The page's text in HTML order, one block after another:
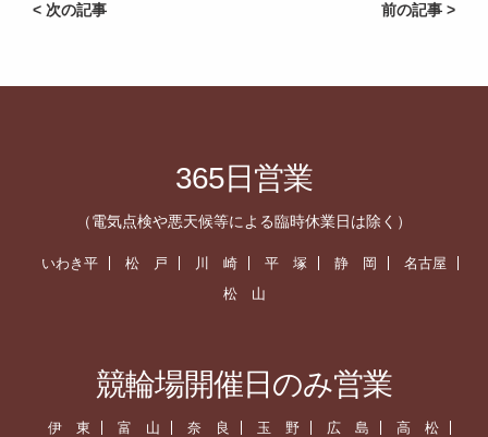
前の記事 >
< 次の記事
365日営業
（電気点検や悪天候等による臨時休業日は除く）
いわき平 松 戸 川 崎 平 塚 静 岡
名古屋
松 山
競輪場開催日のみ営業
伊 東 富 山 奈 良 玉 野 広 島
高 松